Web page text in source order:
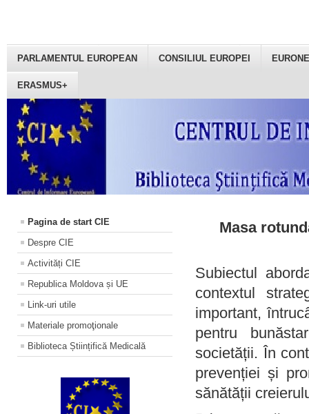
PARLAMENTUL EUROPEAN CONSILIUL EUROPEI
ERASMUS+
Pagina de start CIE
Despre CIE
Activități CIE
Republica Moldova și UE
Link-uri utile
Materiale promoţionale
Biblioteca Științifică Medicală
Masa
Subiectul
contextul
important,
pentru
societății. În
prevenției și
sănătății